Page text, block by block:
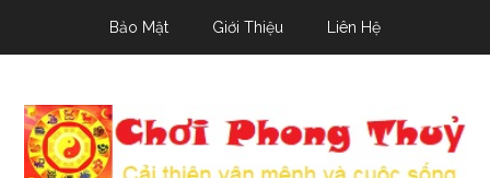
Bảo Mật Giới Thiệu Liên Hệ